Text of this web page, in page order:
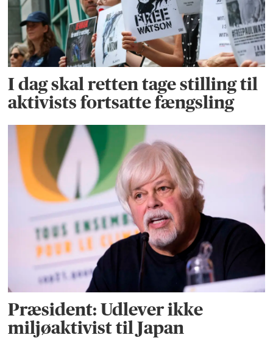
I dag skal retten tage stilling til
aktivists fortsatte fængsling
Præsident: Udlever ikke
miljøaktivist til Japan